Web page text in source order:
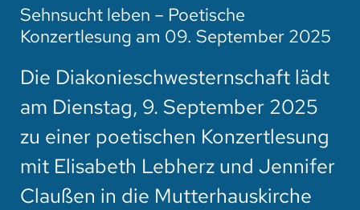
Sehnsucht leben – Poetische
Konzertlesung am 09. September 2025
Die Diakonieschwesternschaft lädt
am Dienstag, 9. September 2025
zu einer poetischen Konzertlesung
mit Elisabeth Lebherz und Jennifer
Claußen in die Mutterhauskirche